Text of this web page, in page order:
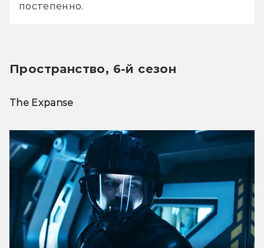
постепенно.
Пространство, 6-й сезон
The Expanse